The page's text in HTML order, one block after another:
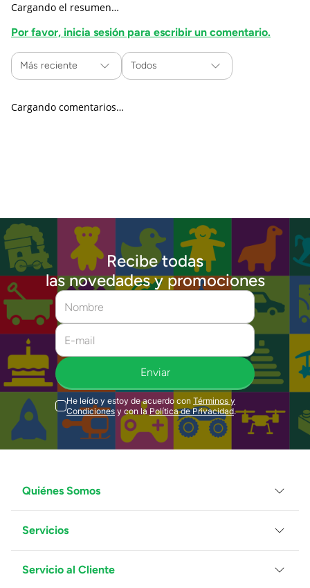
Cargando el resumen…
Por favor, inicia sesión para escribir un comentario.
Más reciente Todos
Cargando comentarios…
Recibe todas
las novedades y promociones
Enviar
He leído y estoy de acuerdo con Términos y
Condiciones y con la Política de Privacidad.
Quiénes Somos
Grupo Juguetron
Localiza tu tienda
Blog
Servicios
Facturación
Servicio al Cliente